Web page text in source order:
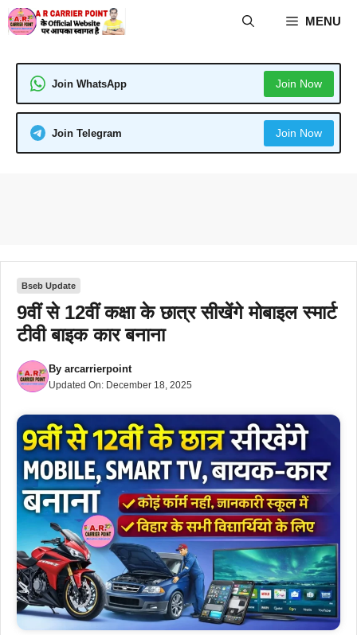
Skip
to
MENU
Join WhatsApp Join Now
Join Telegram Join Now
Bseb Update
9वीं से 12वीं कक्षा के छात्र सीखेंगे मोबाइल स्मार्ट
टीवी बाइक कार बनाना
By arcarrierpoint
Updated On: December 18, 2025